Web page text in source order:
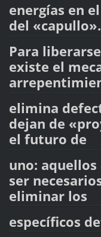
energías en
del «capullo».
Para
existe el
elimina
dejan de
el futuro de
uno:
ser
eliminar los
específicos